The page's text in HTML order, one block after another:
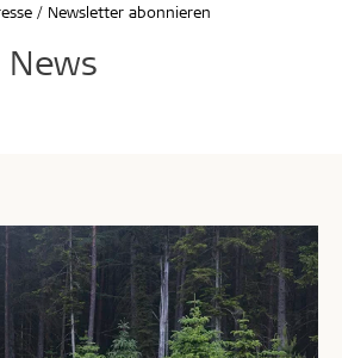
Newsletter abonnieren
News